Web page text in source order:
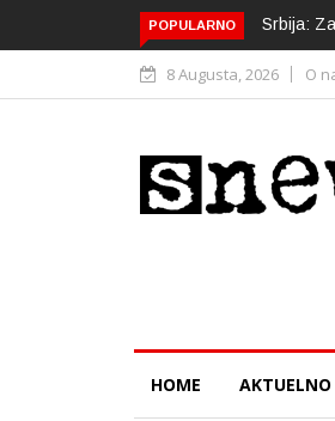
POPULARNO Srbija:
8 Augusta, 2026 O
HOME AKTUELNO